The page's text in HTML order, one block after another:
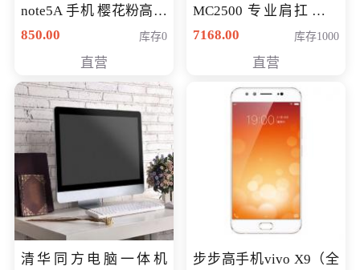
note5A 手机 樱花粉高配
版 全网通(3G+32G)
850.00 库存0
直营
MC2500 专业肩扛式存
储卡全高清摄录一体机
清入门级摄像机
7168.00 库存1000
直营
清华同方电脑一体机
步步高手机vivo X9（全